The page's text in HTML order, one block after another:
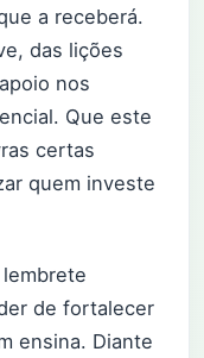
a receberá.
das lições
nos
Que este
certas
quem investe
de fortalecer
ensina. Diante